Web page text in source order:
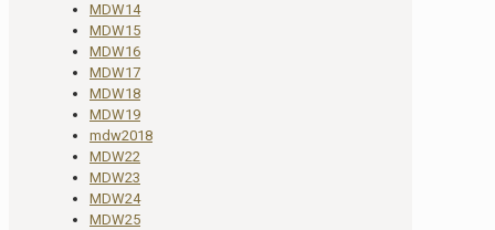
MDW14
MDW15
MDW16
MDW17
MDW18
MDW19
mdw2018
MDW22
MDW23
MDW24
MDW25